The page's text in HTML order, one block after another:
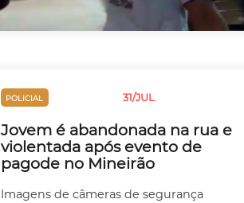
POLICIAL 31/JUL
Jovem é abandonada na rua e
violentada após evento de
pagode no Mineirão
Imagens de câmeras de segurança